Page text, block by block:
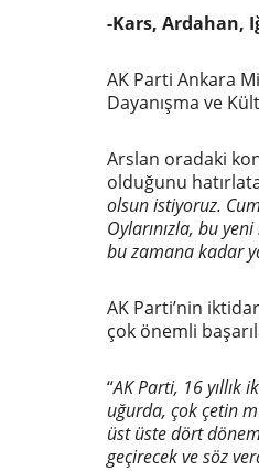
-Kars, Ardahan,
AK Parti Ankara
Dayanışma ve
Arslan oradaki
olduğunu
olsun istiyoruz.
Oylarınızla, bu
bu zamana kadar
AK Parti’nin
çok önemli
“AK Parti, 16 yıllık
uğurda, çok çetin
üst üste dört
geçirecek ve söz